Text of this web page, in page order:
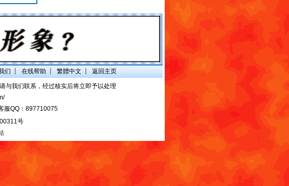
们 ┋ 在线帮助 ┋ 繁體中文 ┋ 返回主页
与我们联系，经过核实后将立即予以处理
服QQ：897710075
号